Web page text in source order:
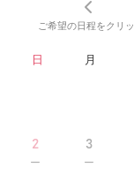
ご希望の日程をクリ
日 月
2 3